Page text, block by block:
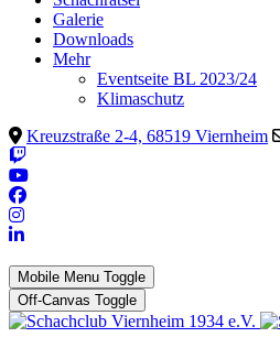
Galerie
Downloads
Mehr
Eventseite BL 2023/24
Klimaschutz
Kreuzstraße 2-4, 68519 Viernheim
Mobile Menu Toggle
Off-Canvas Toggle